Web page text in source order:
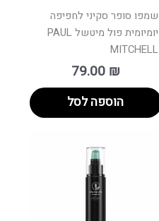
שמפו סופר סקיני לחפיפה
יומיומית פול מיטשל PAUL
MITCHELL
79.00 ₪
הוספה לסל